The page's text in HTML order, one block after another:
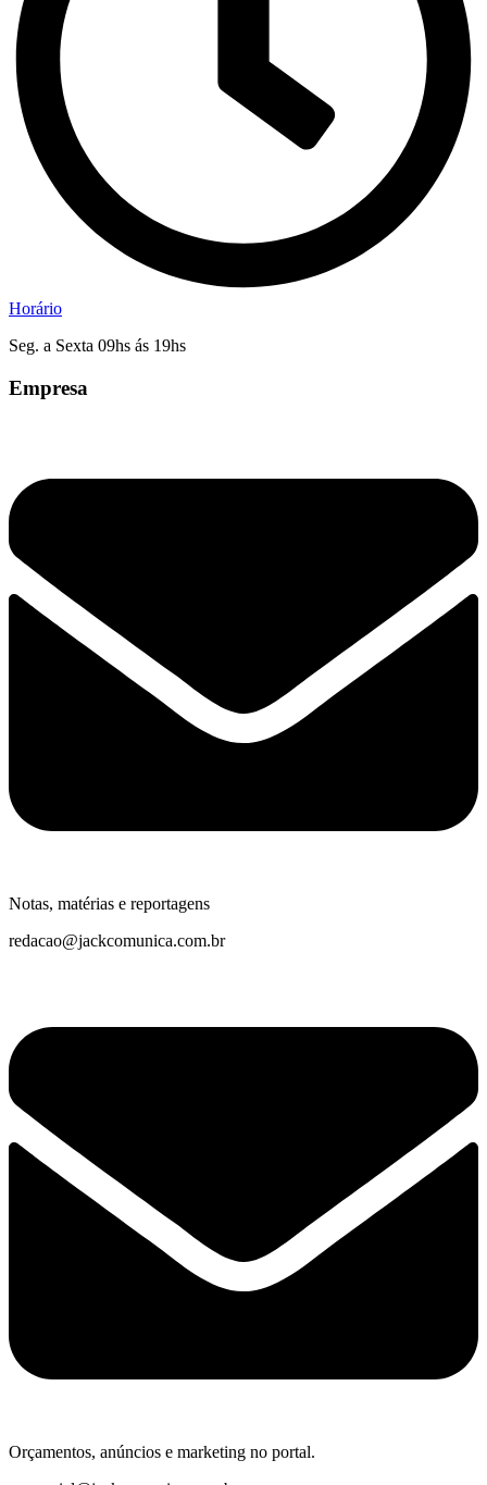
Horário
Seg. a Sexta 09hs ás 19hs
Empresa
Notas, matérias e reportagens
redacao@jackcomunica.com.br
Orçamentos, anúncios e marketing no portal.